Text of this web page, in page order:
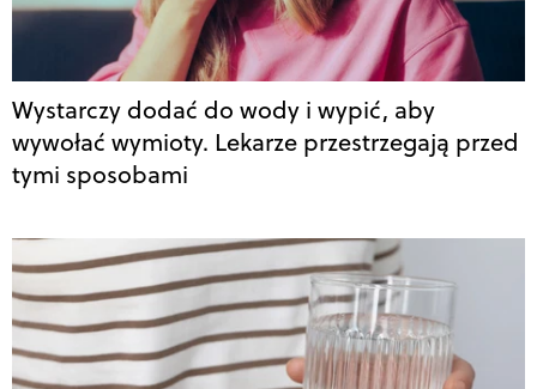
Wystarczy dodać do wody i wypić, aby
wywołać wymioty. Lekarze przestrzegają przed
tymi sposobami